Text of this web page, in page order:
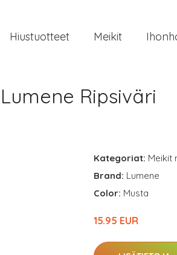
Hiustuotteet Meikit
Ripsiväri
Kategoriat: Meikit
Brand: Lumene
Color: Musta
15.95 EUR